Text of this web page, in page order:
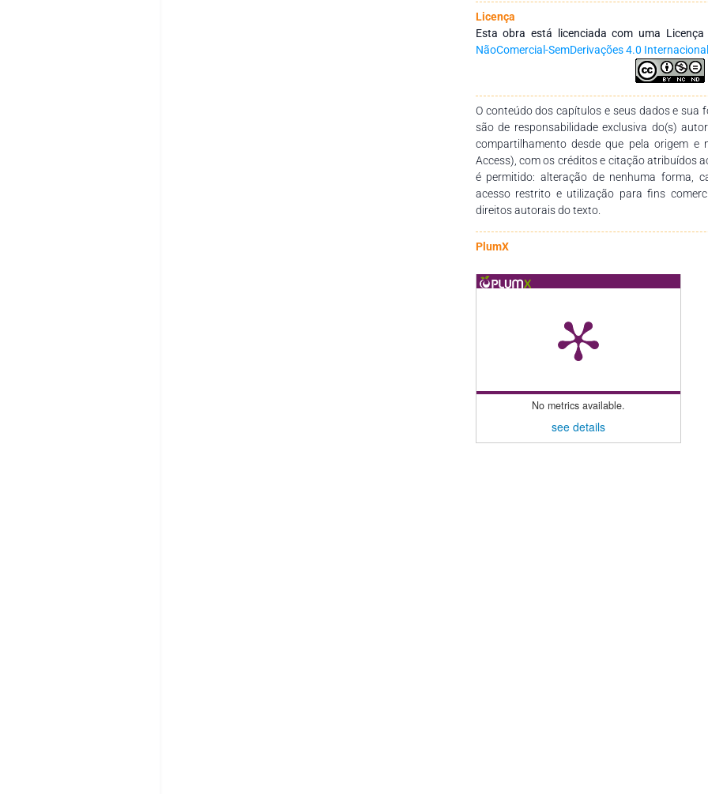
desenvolvem propostas favoráveis à inclusão
escolar, bem como, na realização de
temática, os quais revelam um esforço de
étnico-racial, sobretudo, na valorização das
originários, mediante algumas práticas
preconceitos para superar as barreiras
vivenciadas no cotidiano escolar, mas que,
práticas educativas em prol de uma
aprendizagens significativas para todos os
Licença
Esta obra está licenciada com uma
NãoComercial-SemDerivações 4.0 Internacional
O conteúdo dos capítulos e seus dados e sua
são de responsabilidade exclusiva do(s)
compartilhamento desde que pela origem e
Access), com os créditos e citação atribuídos
é permitido: alteração de nenhuma forma,
acesso restrito e utilização para fins
direitos autorais do texto.
PlumX
No metrics available.
see details